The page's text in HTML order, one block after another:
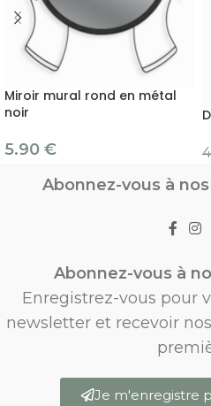
Miroir mural rond en métal
noir
5.90 €
Abonnez-vous à
Abonnez-vous à
Enregistrez-vous pour
newsletter et recevoir
Je m'enregistre